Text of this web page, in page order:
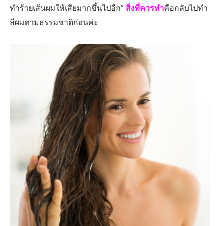
ทำร้ายเส้นผมให้เสียมากขึ้นไปอีก” สิ่งที่ควรทำคือกลับไปทำ
สีผมตามธรรมชาติก่อนค่ะ